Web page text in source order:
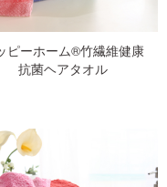
ピーホーム®竹繊維健康
抗菌ヘアタオル